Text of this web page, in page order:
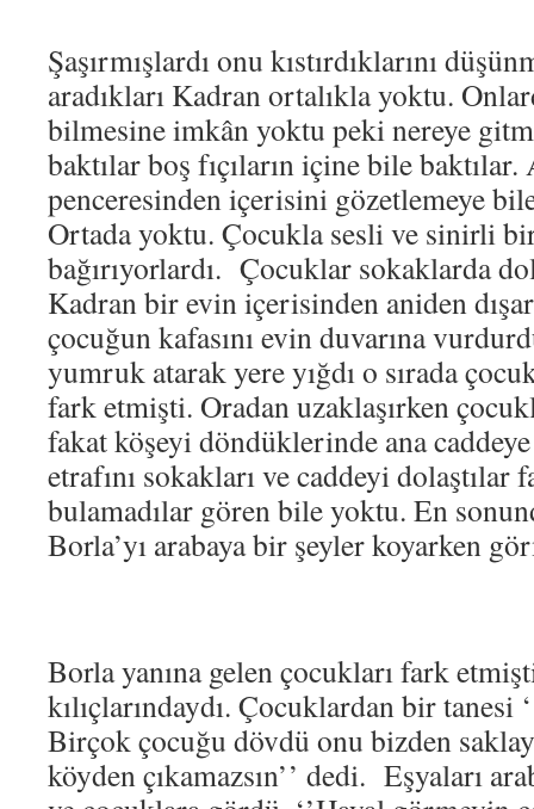
Şaşırmışlardı onu kıstırdıklarını
aradıkları Kadran ortalıkla yoktu.
bilmesine imkân yoktu peki nereye
baktılar boş fıçıların içine bile
penceresinden içerisini gözetlemeye
Ortada yoktu. Çocukla sesli ve sinirli
bağırıyorlardı. Çocuklar sokaklarda
Kadran bir evin içerisinden aniden
çocuğun kafasını evin duvarına
yumruk atarak yere yığdı o sırada
fark etmişti. Oradan uzaklaşırken
fakat köşeyi döndüklerinde ana
etrafını sokakları ve caddeyi dolaştılar
bulamadılar gören bile yoktu. En
Borla’yı arabaya bir şeyler koyarken
Borla yanına gelen çocukları fark
kılıçlarındaydı. Çocuklardan bir tanesi
Birçok çocuğu dövdü onu bizden
köyden çıkamazsın’’ dedi. Eşyaları